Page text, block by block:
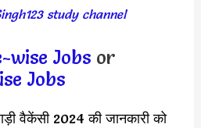
study channel
wise Jobs or
Jobs
वैकेंसी 2024 की जानकारी को